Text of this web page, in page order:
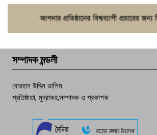
সম্পাদক মন্ডলী
বোরহান উদ্দিন ডালিম
প্রতিষ্ঠাতা, মুদ্রাকর,সম্পাদক ও প্রকাশক